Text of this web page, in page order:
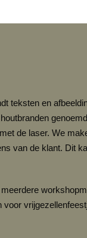
teksten en
de laser. We
van de klant. Dit
voor